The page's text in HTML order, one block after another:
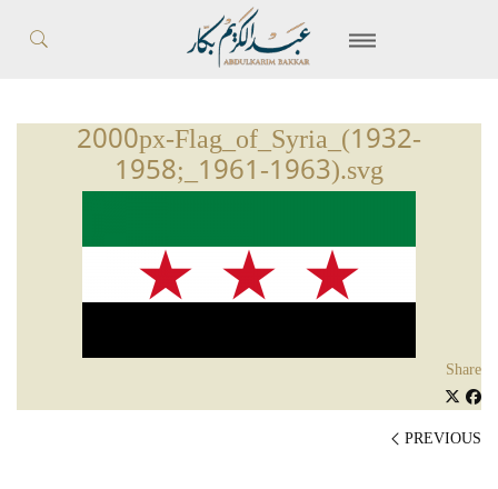
2000px-Flag_of_Syria_(1932-
1958;_1961-1963).svg
Share
PREVIOUS